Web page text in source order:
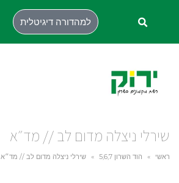
למהדורה דיגיטלית
שירלי ניצלה מדום לב // מד״א
ראשי » הוד השרון 5,6,7 » שירלי ניצלה מדום לב // מד״א